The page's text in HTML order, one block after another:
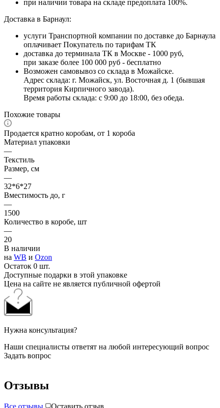
при наличии товара на складе предоплата 100%.
Доставка в Барнаул:
услуги Транспортной компании по доставке до Барнаула
оплачивает Покупатель по тарифам ТК
доставка до терминала ТК в Москве - 1000 руб,
при заказе более 100 000 руб - бесплатно
Возможен самовывоз со склада в Можайске.
Адрес склада: г. Можайск, ул. Восточная д. 1 (бывшая
территория Кирпичного завода).
Время работы склада: с 9:00 до 18:00, без обеда.
Похожие товары
Продается кратно коробам, от 1 короба
Материал упаковки
—
Текстиль
Размер, см
—
32*6*27
Вместимость до, г
—
1500
Количество в коробе, шт
—
20
В наличии
на WB и Ozon
Остаток 0 шт.
Доступные подарки в этой упаковке
Цена на сайте не является публичной офертой
Нужна консультация?
Наши специалисты ответят на любой интересующий вопрос
Задать вопрос
Отзывы
Все отзывы Оставить отзыв